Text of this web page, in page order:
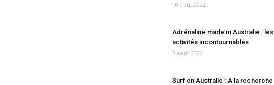
10 août 2022
Adrénaline made in Australie : les
activités incontournables
3 août 2022
Surf en Australie : A la recherche